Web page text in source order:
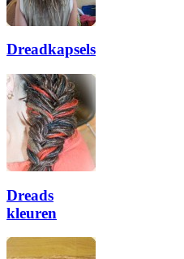
Dreadkapsels
Dreads
kleuren